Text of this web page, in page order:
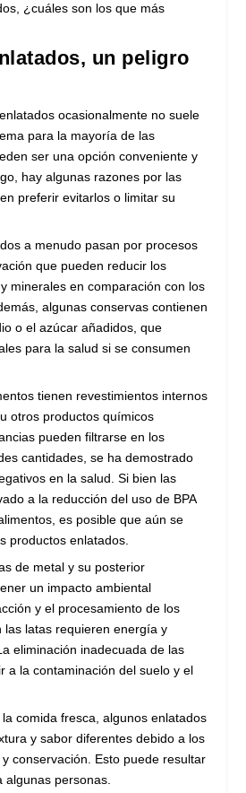
¿cuáles son los que más
un peligro
ocasionalmente no suele
para la mayoría de las
ser una opción conveniente y
hay algunas razones por las
preferir evitarlos o limitar su
a menudo pasan por procesos
que pueden reducir los
minerales en comparación con los
algunas conservas contienen
o el azúcar añadidos, que
para la salud si se consumen
tienen revestimientos internos
otros productos químicos
pueden filtrarse en los
cantidades, se ha demostrado
en la salud. Si bien las
a la reducción del uso de BPA
es posible que aún se
productos enlatados.
de metal y su posterior
un impacto ambiental
y el procesamiento de los
las latas requieren energía y
eliminación inadecuada de las
a la contaminación del suelo y el
comida fresca, algunos enlatados
y sabor diferentes debido a los
conservación. Esto puede resultar
algunas personas.